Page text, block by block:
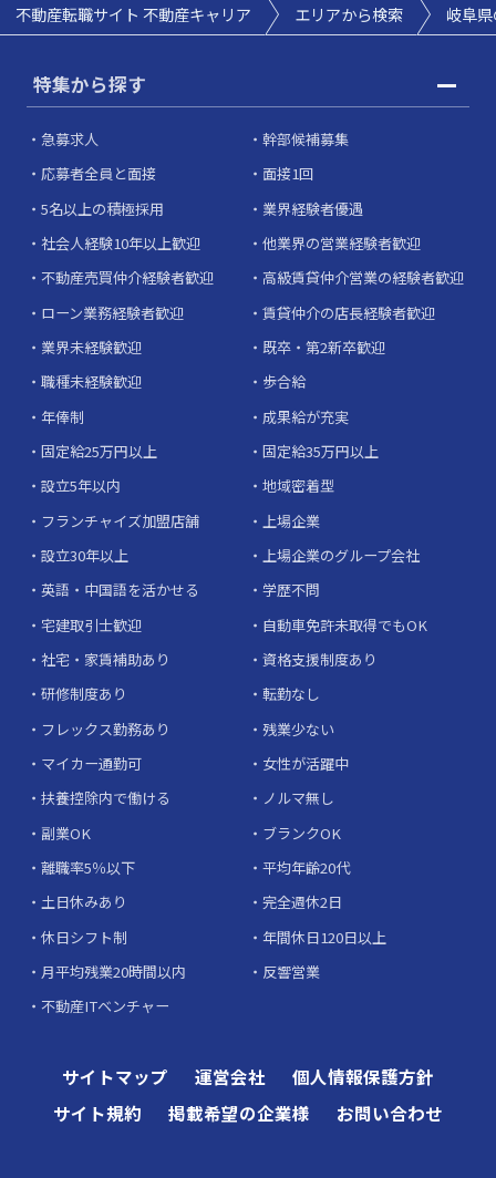
不動産転職サイト 不動産キャリア エリアから検索 岐阜
特集から探す
急募求人
幹部候補募集
応募者全員と面接
面接1回
5名以上の積極採用
業界経験者優遇
社会人経験10年以上歓迎
他業界の営業経験者歓迎
不動産売買仲介経験者歓迎
高級賃貸仲介営業の経験者歓迎
ローン業務経験者歓迎
賃貸仲介の店長経験者歓迎
業界未経験歓迎
既卒・第2新卒歓迎
職種未経験歓迎
歩合給
年俸制
成果給が充実
固定給25万円以上
固定給35万円以上
設立5年以内
地域密着型
フランチャイズ加盟店舗
上場企業
設立30年以上
上場企業のグループ会社
英語・中国語を活かせる
学歴不問
宅建取引士歓迎
自動車免許未取得でもOK
社宅・家賃補助あり
資格支援制度あり
研修制度あり
転勤なし
フレックス勤務あり
残業少ない
マイカー通勤可
女性が活躍中
扶養控除内で働ける
ノルマ無し
副業OK
ブランクOK
離職率5％以下
平均年齢20代
土日休みあり
完全週休2日
休日シフト制
年間休日120日以上
月平均残業20時間以内
反響営業
不動産ITベンチャー
サイトマップ 運営会社
個人情報保護方針
サイト規約
掲載希望の企業様 お問い合わせ